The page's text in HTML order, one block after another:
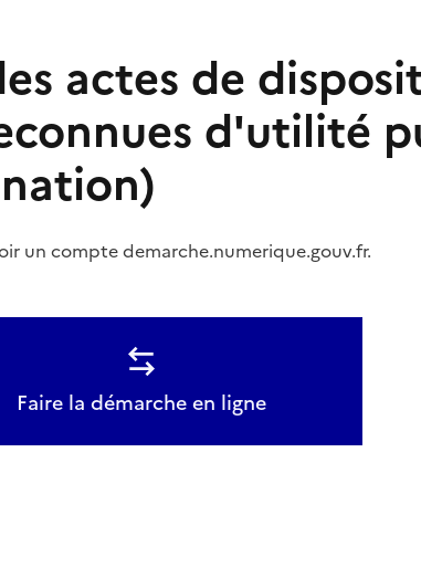
actes de
d'utilité
un compte demarche.numerique.gouv.fr.
Faire la démarche en ligne